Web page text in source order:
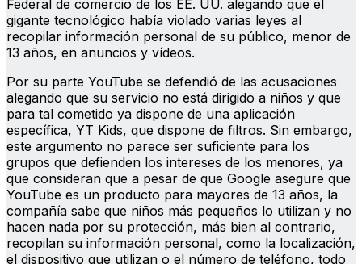
Federal de comercio de los EE. UU. alegando que el
gigante tecnológico había violado varias leyes al
recopilar información personal de su público, menor de
13 años, en anuncios y vídeos.
Por su parte YouTube se defendió de las acusaciones
alegando que su servicio no está dirigido a niños y que
para tal cometido ya dispone de una aplicación
específica, YT Kids, que dispone de filtros. Sin embargo,
este argumento no parece ser suficiente para los
grupos que defienden los intereses de los menores, ya
que consideran que a pesar de que Google asegure que
YouTube es un producto para mayores de 13 años, la
compañía sabe que niños más pequeños lo utilizan y no
hacen nada por su protección, más bien al contrario,
recopilan su información personal, como la localización,
el dispositivo que utilizan o el número de teléfono, todo